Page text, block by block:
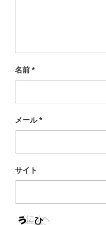
名前 *
メール*
サイト